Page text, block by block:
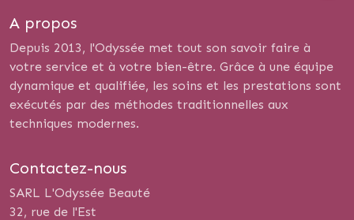
A propos
Depuis 2013, l'Odyssée met tout son savoir faire à
votre service et à votre bien-être. Grâce à une équipe
dynamique et qualifiée, les soins et les prestations sont
exécutés par des méthodes traditionnelles aux
techniques modernes.
Contactez-nous
SARL L'Odyssée Beauté
32, rue de l'Est